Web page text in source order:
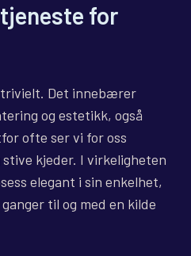
for
trivielt. Det innebærer
og estetikk, også
ofte ser vi for oss
stive kjeder. I virkeligheten
elegant i sin enkelhet,
til og med en kilde